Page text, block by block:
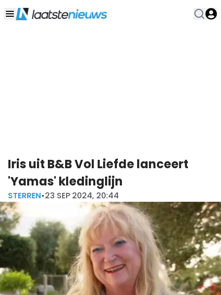
Iris uit B&B Vol Liefde lanceert
'Yamas' kledinglijn
STERREN•23 SEP 2024, 20:44